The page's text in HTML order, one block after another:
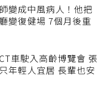
變成中風病人！他把
變復健場 7個月後重
車駛入高齡博覽會 張
年輕人宜居 長輩也安